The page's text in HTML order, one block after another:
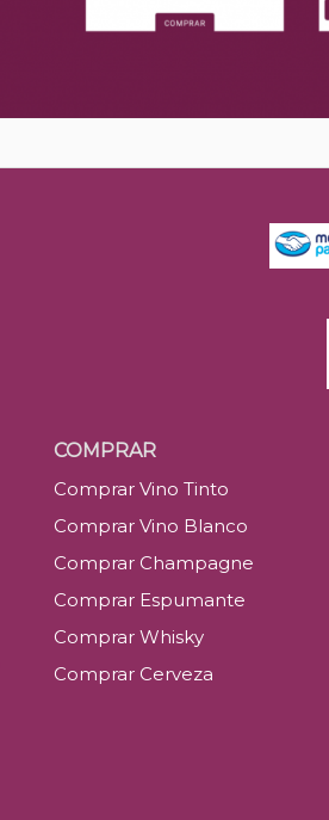
COMPRAR
Comprar Vino Tinto
Comprar Vino Blanco
Comprar Champagne
Comprar Espumante
Comprar Whisky
Comprar Cerveza